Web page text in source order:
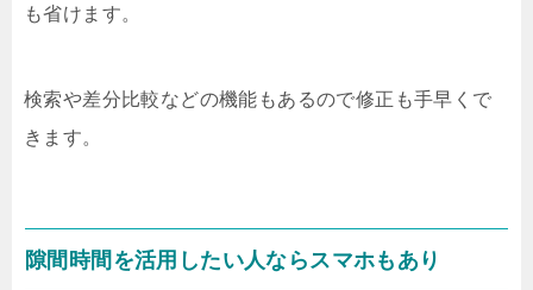
も省けます。
検索や差分比較などの機能もあるので修正も手早くで
きます。
隙間時間を活用したい人ならスマホもあり